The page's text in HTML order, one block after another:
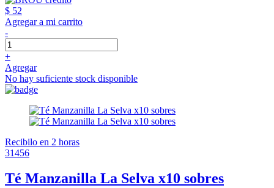
$ 52
Agregar a mi carrito
-
+
Agregar
No hay suficiente stock disponible
Recibilo en 2 horas
31456
Té Manzanilla La Selva x10 sobres